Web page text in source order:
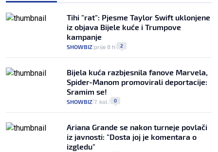
Tihi "rat": Pjesme Taylor Swift uklonjene
iz objava Bijele kuće i Trumpove
kampanje
SHOWBIZ prije 8 h 2
Bijela kuća razbjesnila fanove Marvela,
Spider-Manom promovirali deportacije:
Sramim se!
SHOWBIZ 7. kol. 0
Ariana Grande se nakon turneje povlači
iz javnosti: "Dosta joj je komentara o
izgledu"